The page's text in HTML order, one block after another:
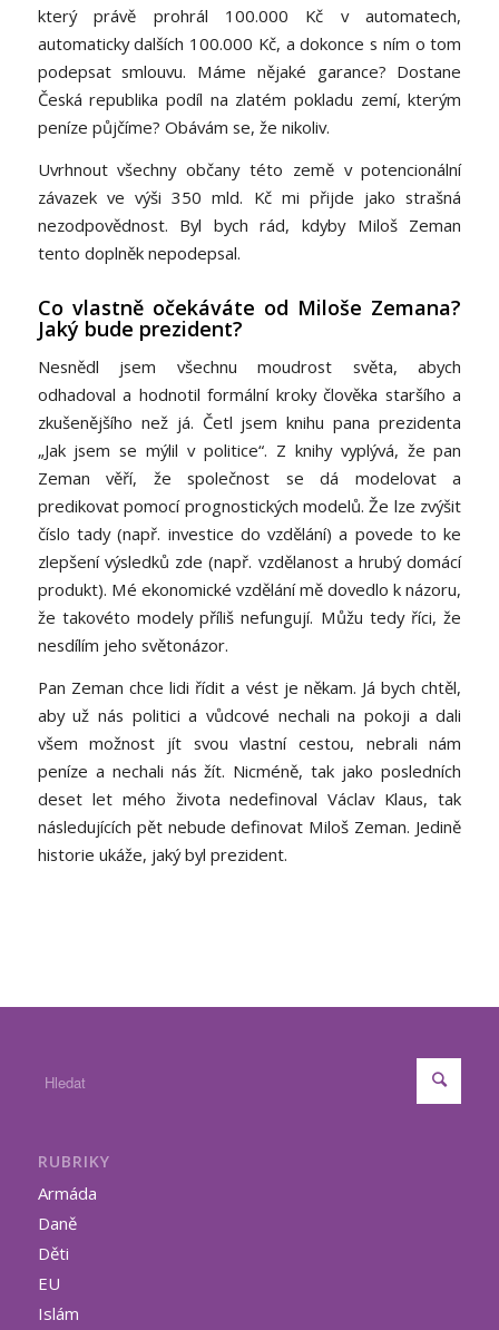
který právě prohrál 100.000 Kč v automatech,
automaticky dalších 100.000 Kč, a dokonce s ním o tom
podepsat smlouvu. Máme nějaké garance? Dostane
Česká republika podíl na zlatém pokladu zemí, kterým
peníze půjčíme? Obávám se, že nikoliv.
Uvrhnout všechny občany této země v potencionální
závazek ve výši 350 mld. Kč mi přijde jako strašná
nezodpovědnost. Byl bych rád, kdyby Miloš Zeman
tento doplněk nepodepsal.
Co vlastně očekáváte od Miloše Zemana?
Jaký bude prezident?
Nesnědl jsem všechnu moudrost světa, abych
odhadoval a hodnotil formální kroky člověka staršího a
zkušenějšího než já. Četl jsem knihu pana prezidenta
„Jak jsem se mýlil v politice“. Z knihy vyplývá, že pan
Zeman věří, že společnost se dá modelovat a
predikovat pomocí prognostických modelů. Že lze zvýšit
číslo tady (např. investice do vzdělání) a povede to ke
zlepšení výsledků zde (např. vzdělanost a hrubý domácí
produkt). Mé ekonomické vzdělání mě dovedlo k názoru,
že takovéto modely příliš nefungují. Můžu tedy říci, že
nesdílím jeho světonázor.
Pan Zeman chce lidi řídit a vést je někam. Já bych chtěl,
aby už nás politici a vůdcové nechali na pokoji a dali
všem možnost jít svou vlastní cestou, nebrali nám
peníze a nechali nás žít. Nicméně, tak jako posledních
deset let mého života nedefinoval Václav Klaus, tak
následujících pět nebude definovat Miloš Zeman. Jedině
historie ukáže, jaký byl prezident.
RUBRIKY
Armáda
Daně
Děti
EU
Islám